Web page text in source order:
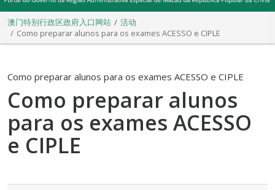
澳门特别行政区政府入口网站
活动
Como preparar alunos para os exames ACESSO e CIPLE
Como preparar alunos para os exames ACESSO e CIPLE
Como preparar alunos
para os exames ACESSO
e CIPLE